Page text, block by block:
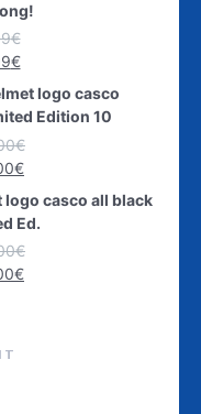
€
€
logo casco
Edition 10
€
€
casco all black
Ed.
€
€